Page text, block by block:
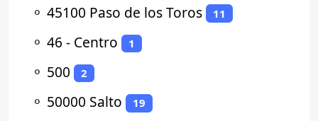
⚬ 45100 Paso de los Toros 11
⚬ 46 - Centro 1
⚬ 500 2
⚬ 50000 Salto 19